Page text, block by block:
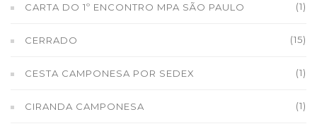
CARTA DO 1º ENCONTRO MPA SÃO PAULO (1)
CERRADO (15)
CESTA CAMPONESA POR SEDEX (1)
CIRANDA CAMPONESA (1)